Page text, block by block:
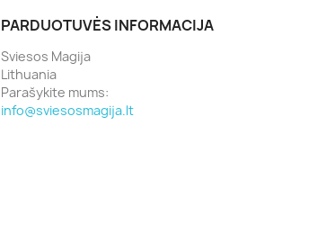
PARDUOTUVĖS INFORMACIJA
Sviesos Magija
Lithuania
Parašykite mums:
info@sviesosmagija.lt